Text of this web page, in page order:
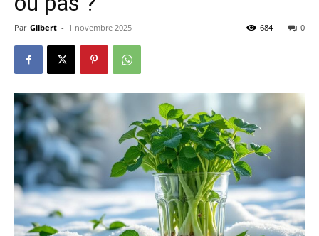
Par Gilbert - 1 novembre 2025 0
684